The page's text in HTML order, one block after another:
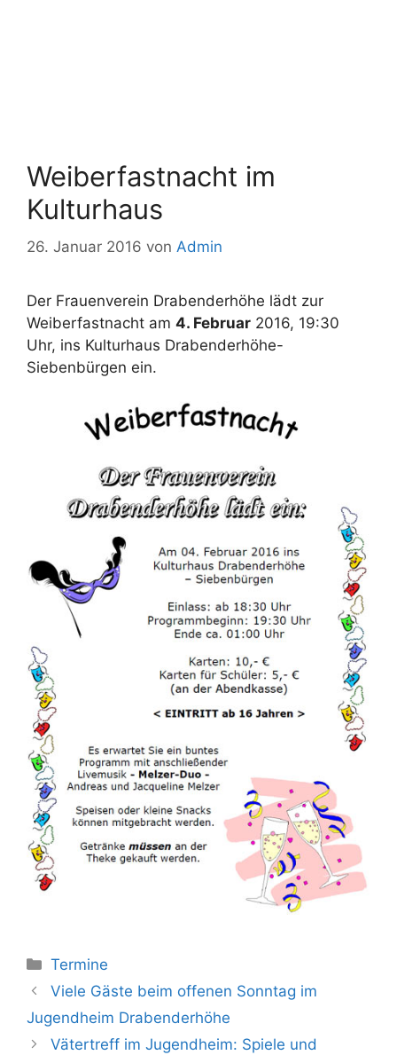
Weiberfastnacht im
Kulturhaus
26. Januar 2016 von Admin
Der Frauenverein Drabenderhöhe lädt zur
Weiberfastnacht am 4. Februar 2016, 19:30
Uhr, ins Kulturhaus Drabenderhöhe-
Siebenbürgen ein.
Kategorien
Termine
Viele Gäste beim offenen Sonntag im
Jugendheim Drabenderhöhe
Vätertreff im Jugendheim: Spiele und